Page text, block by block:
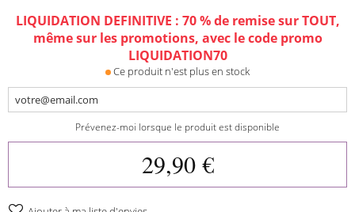
LIQUIDATION DEFINITIVE : 70 % de remise sur TOUT,
même sur les promotions, avec le code promo
LIQUIDATION70
Ce produit n'est plus en stock
Prévenez-moi lorsque le produit est disponible
29,90 €